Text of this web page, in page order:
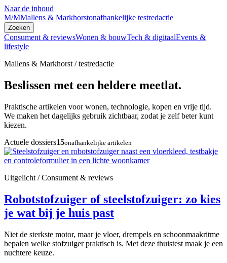
Naar de inhoud
M/MMallens & Markhorstonafhankelijke testredactie
Zoeken
Consument & reviewsWonen & bouwTech & digitaalEvents &
lifestyle
Mallens & Markhorst / testredactie
Beslissen met een heldere meetlat.
Praktische artikelen voor wonen, technologie, kopen en vrije tijd.
We maken het dagelijks gebruik zichtbaar, zodat je zelf beter kunt
kiezen.
Actuele dossiers15onafhankelijke artikelen
Uitgelicht / Consument & reviews
Robotstofzuiger of steelstofzuiger: zo kies
je wat bij je huis past
Niet de sterkste motor, maar je vloer, drempels en schoonmaakritme
bepalen welke stofzuiger praktisch is. Met deze thuistest maak je een
nuchtere keuze.